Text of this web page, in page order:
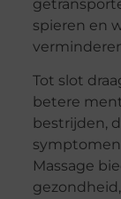
spieren en
Tot slot
betere
bestrijden,
symptomen
Massage